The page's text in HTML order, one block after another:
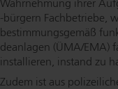
Wahrnehmung ihrer
-bürgern Fachbetriebe,
be­stim­mungs­ge­mäß
de­an­la­gen (ÜMA/EMA)
installieren, instand zu
Zudem ist aus